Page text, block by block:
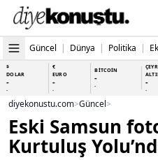
Güncel | Dünya | Politika |
$
DOLAR
-
-
€
EURO
-
-
BİTCOİN
-
- -
-
diyekonustu.com>Güncel>
Eski Samsun
Kurtuluş